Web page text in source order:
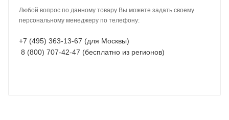
Любой вопрос по данному товару Вы можете задать своему
персональному менеджеру по телефону:
+7 (495) 363-13-67 (для Москвы)
8 (800) 707-42-47 (бесплатно из регионов)